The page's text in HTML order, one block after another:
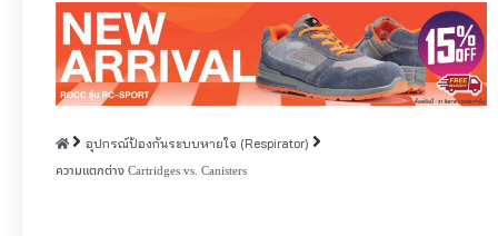
อุปกรณ์ป้องกันระบบหายใจ (Respirator)
ความแตกต่าง Cartridges vs. Canisters